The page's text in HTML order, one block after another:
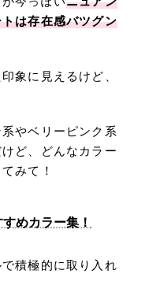
は存在感バツグン
象に見えるけど、
やベリーピンク系
ど、どんなカラー
みて！
めカラー集！
積極的に取り入れ